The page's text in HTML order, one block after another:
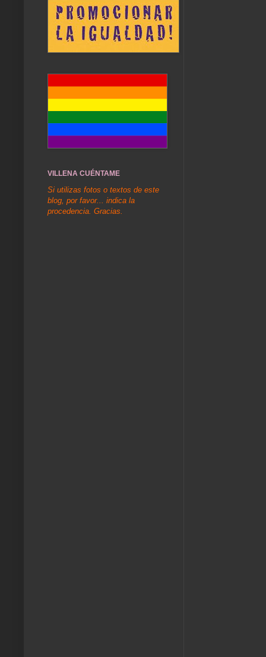
VILLENA CUÉNTAME
Si utilizas fotos o textos de este
blog, por favor... indica la
procedencia. Gracias.